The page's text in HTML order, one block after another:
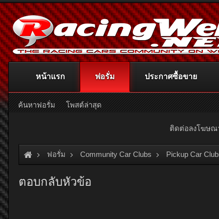
ติดต่อลงโฆษ
ฟอรั่ม Community Car Clubs Pickup Car
ตอบกลับหัวข้อ
หน้าแรก ฟอรั่ม
ค้นหาฟอรั่ม โพสต์ล่าสุด
ประกาศซื้อขาย